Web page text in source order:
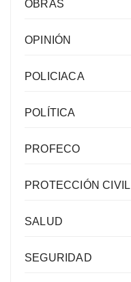
OBRAS
OPINIÓN
POLICIACA
POLÍTICA
PROFECO
PROTECCIÓN CIVIL
SALUD
SEGURIDAD